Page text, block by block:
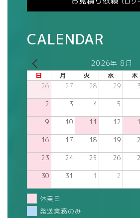
CALENDAR
2026年 8月
日 月 火 水 木
26 27 28 29
2 3 4 5
9 10 11 12
16 17 18 19
23 24 25 26
30 31 1 2
休業日
発送業務のみ